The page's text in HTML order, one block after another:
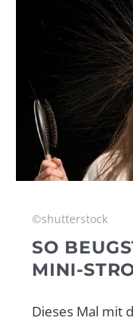
©shutterstock
SO
MINI-
Dieses Mal mit